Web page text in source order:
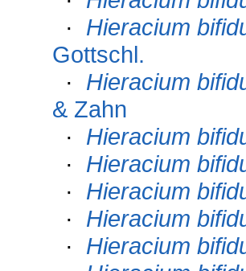
· Hieracium
Gottschl.
· Hieracium
& Zahn
· Hieracium
· Hieracium
· Hieracium
· Hieracium
· Hieracium